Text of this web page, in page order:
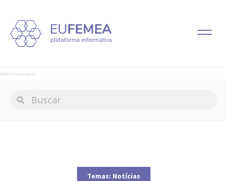
Advertisement
Temas: Notícias